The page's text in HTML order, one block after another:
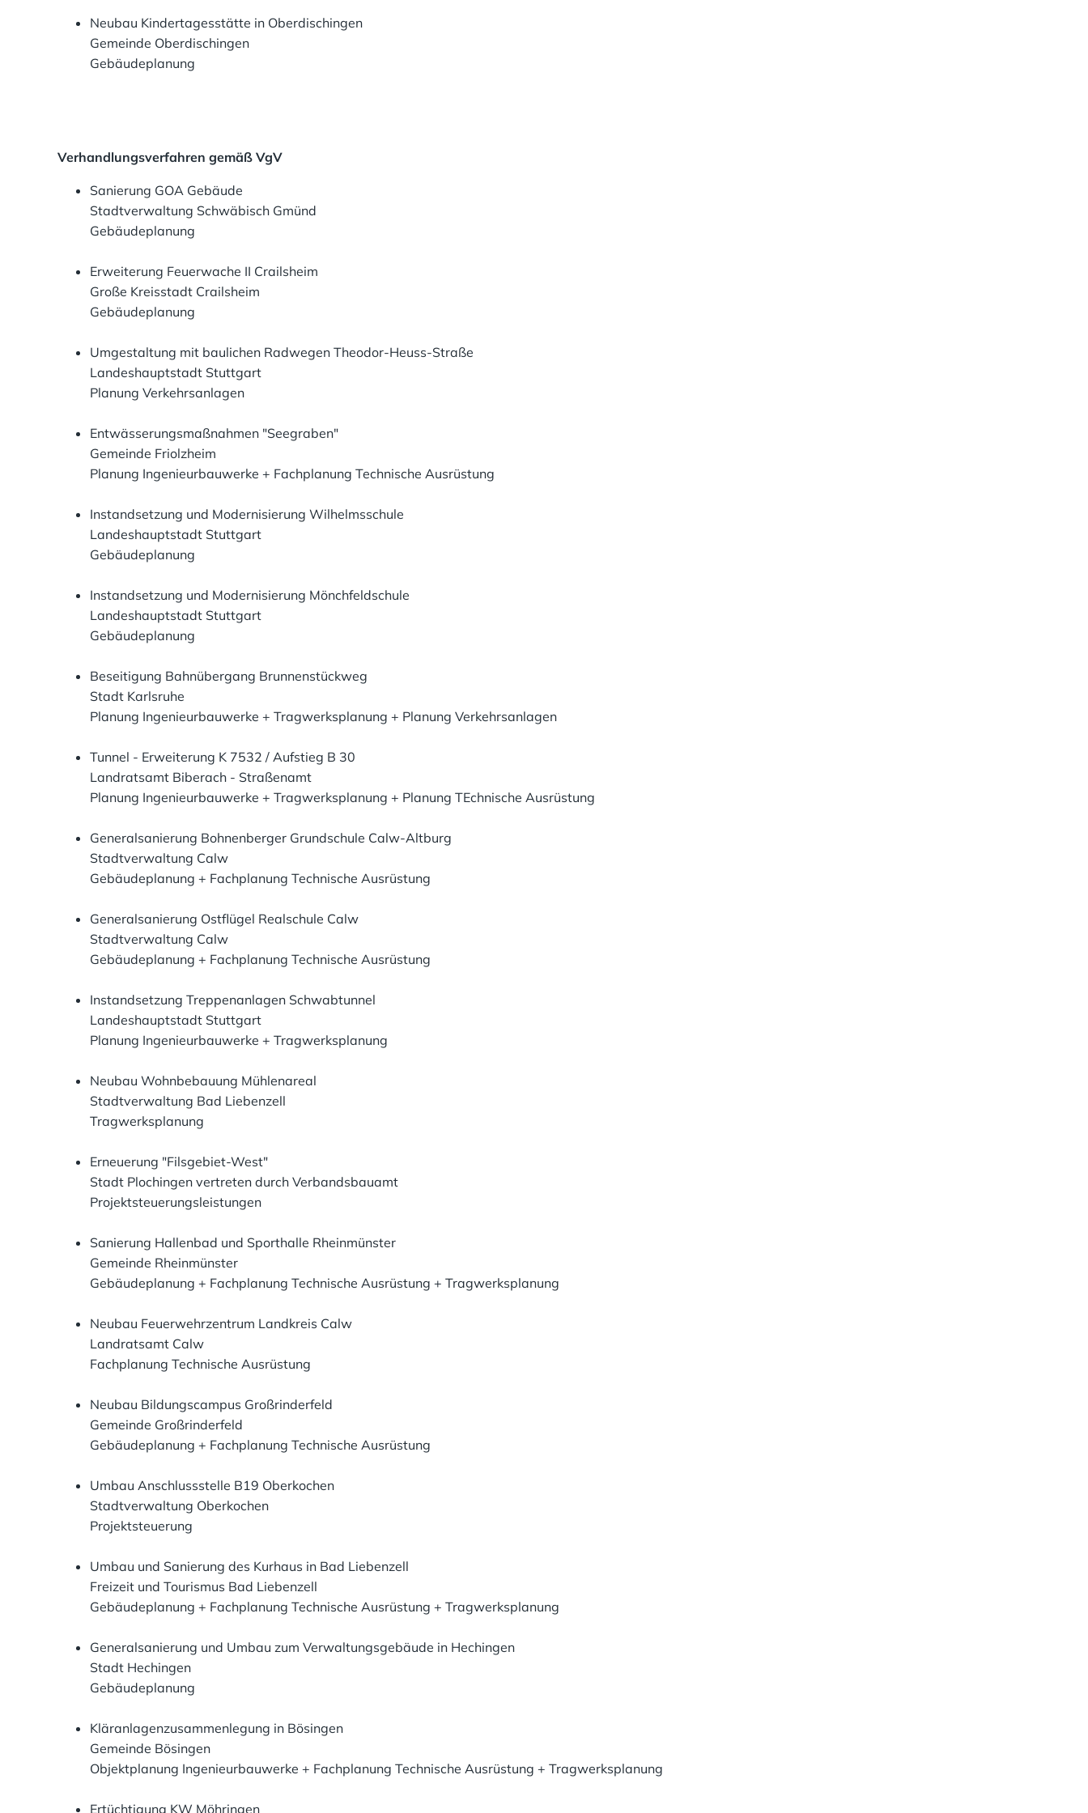
Neubau Kindertagesstätte in Oberdischingen
Gemeinde Oberdischingen
Gebäudeplanung
Verhandlungsverfahren gemäß VgV
Sanierung GOA Gebäude
Stadtverwaltung Schwäbisch Gmünd
Gebäudeplanung
Erweiterung Feuerwache II Crailsheim
Große Kreisstadt Crailsheim
Gebäudeplanung
Umgestaltung mit baulichen Radwegen Theodor-Heuss-Straße
Landeshauptstadt Stuttgart
Planung Verkehrsanlagen
Entwässerungsmaßnahmen "Seegraben"
Gemeinde Friolzheim
Planung Ingenieurbauwerke + Fachplanung Technische Ausrüstung
Instandsetzung und Modernisierung Wilhelmsschule
Landeshauptstadt Stuttgart
Gebäudeplanung
Instandsetzung und Modernisierung Mönchfeldschule
Landeshauptstadt Stuttgart
Gebäudeplanung
Beseitigung Bahnübergang Brunnenstückweg
Stadt Karlsruhe
Planung Ingenieurbauwerke + Tragwerksplanung + Planung Verkehrsanlagen
Tunnel - Erweiterung K 7532 / Aufstieg B 30
Landratsamt Biberach - Straßenamt
Planung Ingenieurbauwerke + Tragwerksplanung + Planung TEchnische Ausrüstung
Generalsanierung Bohnenberger Grundschule Calw-Altburg
Stadtverwaltung Calw
Gebäudeplanung + Fachplanung Technische Ausrüstung
Generalsanierung Ostflügel Realschule Calw
Stadtverwaltung Calw
Gebäudeplanung + Fachplanung Technische Ausrüstung
Instandsetzung Treppenanlagen Schwabtunnel
Landeshauptstadt Stuttgart
Planung Ingenieurbauwerke + Tragwerksplanung
Neubau Wohnbebauung Mühlenareal
Stadtverwaltung Bad Liebenzell
Tragwerksplanung
Erneuerung "Filsgebiet-West"
Stadt Plochingen vertreten durch Verbandsbauamt
Projektsteuerungsleistungen
Sanierung Hallenbad und Sporthalle Rheinmünster
Gemeinde Rheinmünster
Gebäudeplanung + Fachplanung Technische Ausrüstung + Tragwerksplanung
Neubau Feuerwehrzentrum Landkreis Calw
Landratsamt Calw
Fachplanung Technische Ausrüstung
Neubau Bildungscampus Großrinderfeld
Gemeinde Großrinderfeld
Gebäudeplanung + Fachplanung Technische Ausrüstung
Umbau Anschlussstelle B19 Oberkochen
Stadtverwaltung Oberkochen
Projektsteuerung
Umbau und Sanierung des Kurhaus in Bad Liebenzell
Freizeit und Tourismus Bad Liebenzell
Gebäudeplanung + Fachplanung Technische Ausrüstung + Tragwerksplanung
Generalsanierung und Umbau zum Verwaltungsgebäude in Hechingen
Stadt Hechingen
Gebäudeplanung
Kläranlagenzusammenlegung in Bösingen
Gemeinde Bösingen
Objektplanung Ingenieurbauwerke + Fachplanung Technische Ausrüstung + Tragwerksplanung
Ertüchtigung KW Möhringen